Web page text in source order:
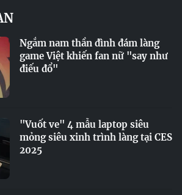
Ngắm nam thần đình đám làng
game Việt khiến fan nữ "say như
điếu đổ"
"Vuốt ve" 4 mẫu laptop siêu
mỏng siêu xinh trình làng tại CES
2025